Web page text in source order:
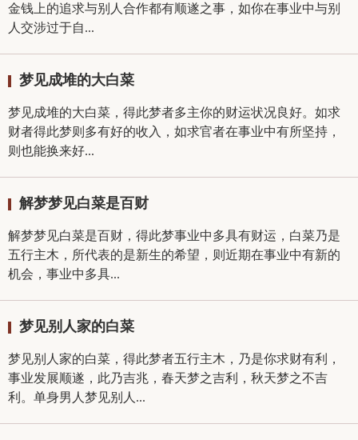
金钱上的追求与别人合作都有顺遂之事，如你在事业中与别
人交涉过于自...
梦见成堆的大白菜
梦见成堆的大白菜，得此梦者多主你的财运状况良好。如求
财者得此梦则多有好的收入，如求官者在事业中有所坚持，
则也能换来好...
解梦梦见白菜是百财
解梦梦见白菜是百财，得此梦事业中多具有财运，白菜乃是
五行主木，所代表的是新生的希望，则近期在事业中有新的
机会，事业中多具...
梦见别人家的白菜
梦见别人家的白菜，得此梦者五行主木，乃是你求财有利，
事业发展顺遂，此乃吉兆，春天梦之吉利，秋天梦之不吉
利。单身男人梦见别人...